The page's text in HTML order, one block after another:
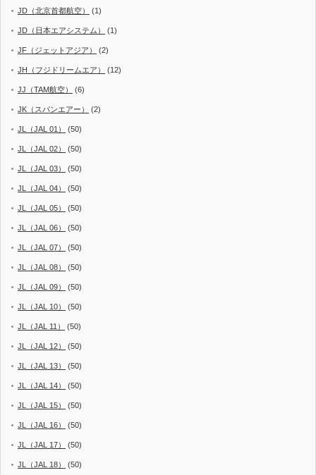
JD（北京首都航空） (1)
JD（日本エアシステム） (1)
JF（ジェットアジア） (2)
JH（フジドリームエア） (12)
JJ（TAM航空） (6)
JK（スパンエアー） (2)
JL（JAL 01） (50)
JL（JAL 02） (50)
JL（JAL 03） (50)
JL（JAL 04） (50)
JL（JAL 05） (50)
JL（JAL 06） (50)
JL（JAL 07） (50)
JL（JAL 08） (50)
JL（JAL 09） (50)
JL（JAL 10） (50)
JL（JAL 11） (50)
JL（JAL 12） (50)
JL（JAL 13） (50)
JL（JAL 14） (50)
JL（JAL 15） (50)
JL（JAL 16） (50)
JL（JAL 17） (50)
JL（JAL 18） (50)